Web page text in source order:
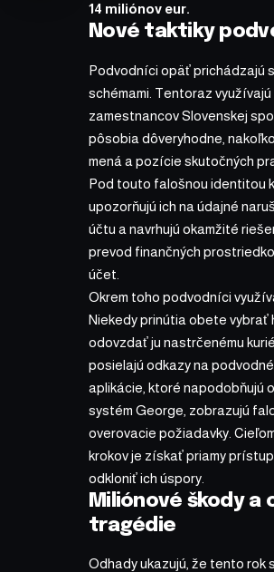
14 miliónov eur.
Nové taktiky
Podvodníci opäť prichádzajú
schémami. Tentoraz
zamestnancov Slovenskej
pôsobia dôveryhodne,
mená a pozície skutočných
Pod touto falošnou identitou
upozorňujú ich na údajné
účtu a navrhujú okamžité
prevod finančných
účet.
Okrem toho podvodníci
Niekedy prinútia obete vybrať
odovzdať ju nastrčenému
posielajú odkazy na
aplikácie, ktoré napodobňujú
systém George, zobrazujú
overovacie požiadavky.
krokov je získať priamy
odkloniť ich úspory.
Miliónové škody a
tragédie
Odhady ukazujú, že tento rok